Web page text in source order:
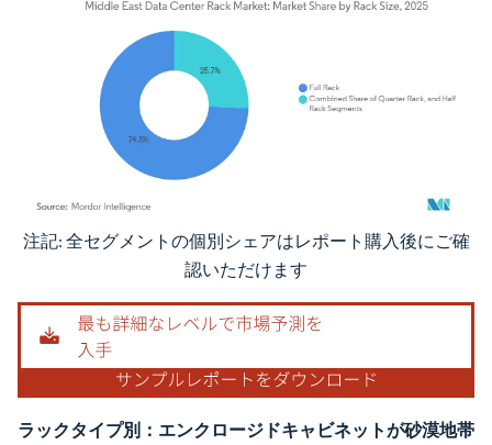
画像 © Mordor Intelligence。再利用にはCC BY 4.0の表示が必要です。
注記: 全セグメントの個別シェアはレポート購入後にご確
認いただけます
ラックタイプ別：エンクロージドキャビネットが砂漠地帯